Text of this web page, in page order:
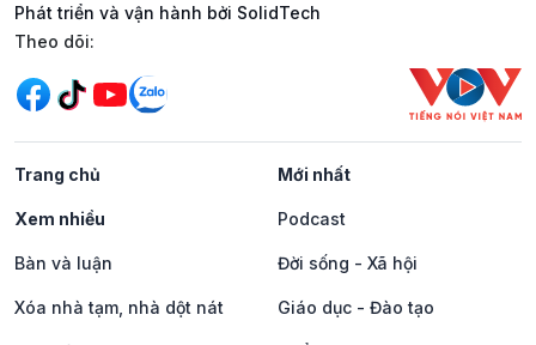
Phát triển và vận hành bởi SolidTech
Mạng xã hội
Theo dõi:
Trang chủ Mới nhất
Xem nhiều Podcast
Bàn và luận Đời sống - Xã hội
Xóa nhà tạm, nhà dột nát Giáo dục - Đào tạo